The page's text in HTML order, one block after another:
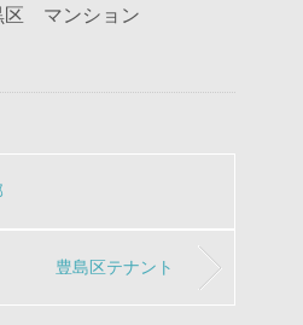
区 マンション
豊島区テナント